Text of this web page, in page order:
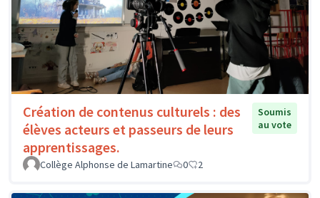
Création de contenus culturels : des
élèves acteurs et passeurs de leurs
apprentissages.
Soumis
au vote
Collège Alphonse de Lamartine 0 2